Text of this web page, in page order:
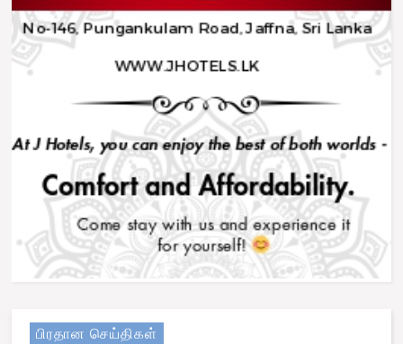
பிரதான செய்திகள்